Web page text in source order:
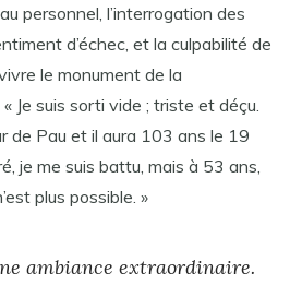
personnel, l’interrogation des
d’échec, et la culpabilité de
le monument de la
Je suis sorti vide ; triste et déçu.
de Pau et il aura 103 ans le 19
je me suis battu, mais à 53 ans,
plus possible. »
ambiance extraordinaire.